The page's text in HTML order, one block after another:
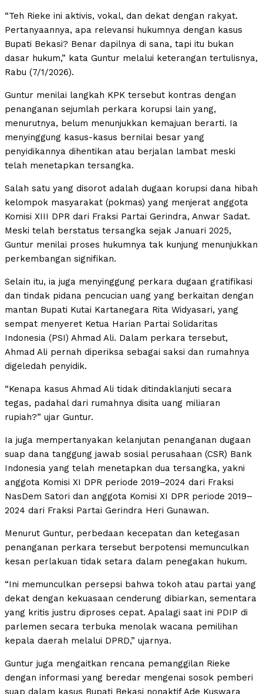
“Teh Rieke ini aktivis, vokal, dan dekat dengan rakyat.
Pertanyaannya, apa relevansi hukumnya dengan kasus
Bupati Bekasi? Benar dapilnya di sana, tapi itu bukan
dasar hukum,” kata Guntur melalui keterangan tertulisnya,
Rabu (7/1/2026).
Guntur menilai langkah KPK tersebut kontras dengan
penanganan sejumlah perkara korupsi lain yang,
menurutnya, belum menunjukkan kemajuan berarti. Ia
menyinggung kasus-kasus bernilai besar yang
penyidikannya dihentikan atau berjalan lambat meski
telah menetapkan tersangka.
Salah satu yang disorot adalah dugaan korupsi dana hibah
kelompok masyarakat (pokmas) yang menjerat anggota
Komisi XIII DPR dari Fraksi Partai Gerindra, Anwar Sadat.
Meski telah berstatus tersangka sejak Januari 2025,
Guntur menilai proses hukumnya tak kunjung menunjukkan
perkembangan signifikan.
Selain itu, ia juga menyinggung perkara dugaan gratifikasi
dan tindak pidana pencucian uang yang berkaitan dengan
mantan Bupati Kutai Kartanegara Rita Widyasari, yang
sempat menyeret Ketua Harian Partai Solidaritas
Indonesia (PSI) Ahmad Ali. Dalam perkara tersebut,
Ahmad Ali pernah diperiksa sebagai saksi dan rumahnya
digeledah penyidik.
“Kenapa kasus Ahmad Ali tidak ditindaklanjuti secara
tegas, padahal dari rumahnya disita uang miliaran
rupiah?” ujar Guntur.
Ia juga mempertanyakan kelanjutan penanganan dugaan
suap dana tanggung jawab sosial perusahaan (CSR) Bank
Indonesia yang telah menetapkan dua tersangka, yakni
anggota Komisi XI DPR periode 2019–2024 dari Fraksi
NasDem Satori dan anggota Komisi XI DPR periode 2019–
2024 dari Fraksi Partai Gerindra Heri Gunawan.
Menurut Guntur, perbedaan kecepatan dan ketegasan
penanganan perkara tersebut berpotensi memunculkan
kesan perlakuan tidak setara dalam penegakan hukum.
“Ini memunculkan persepsi bahwa tokoh atau partai yang
dekat dengan kekuasaan cenderung dibiarkan, sementara
yang kritis justru diproses cepat. Apalagi saat ini PDIP di
parlemen secara terbuka menolak wacana pemilihan
kepala daerah melalui DPRD,” ujarnya.
Guntur juga mengaitkan rencana pemanggilan Rieke
dengan informasi yang beredar mengenai sosok pemberi
suap dalam kasus Bupati Bekasi nonaktif Ade Kuswara